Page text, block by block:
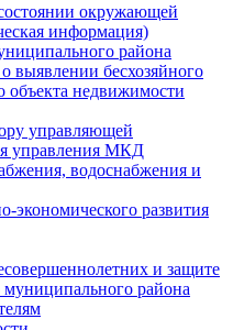
окружающей
информация)
района
выявлении бесхозяйного
объекта недвижимости
управляющей
управления МКД
водоснабжения и
экономического развития
и защите
района